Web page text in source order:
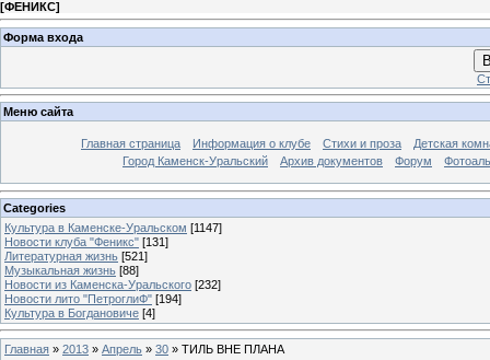
[ФЕНИКС]
Форма входа
Меню сайта
Главная страница Информация о клубе Стихи и проза
Детская
Город Каменск-Уральский
Архив документов Форум
Categories
Культура в Каменске-Уральском [1147]
Новости клуба "Феникс" [131]
Литературная жизнь [521]
Музыкальная жизнь [88]
Новости из Каменска-Уральского [232]
Новости лито "ПетроглиФ" [194]
Культура в Богдановиче [4]
Главная » 2013 » Апрель » 30 » ТИЛЬ ВНЕ ПЛАНА